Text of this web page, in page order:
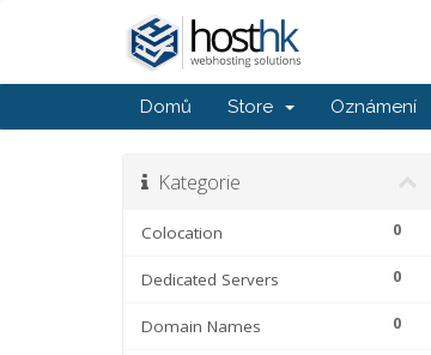
Domů Store Oznámení
Kategorie
0
Colocation
0
Dedicated Servers
0
Domain Names